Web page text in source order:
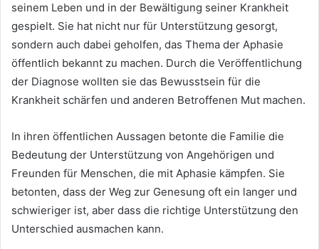
seinem Leben und in der Bewältigung seiner Krankheit
gespielt. Sie hat nicht nur für Unterstützung gesorgt,
sondern auch dabei geholfen, das Thema der Aphasie
öffentlich bekannt zu machen. Durch die Veröffentlichung
der Diagnose wollten sie das Bewusstsein für die
Krankheit schärfen und anderen Betroffenen Mut machen.
In ihren öffentlichen Aussagen betonte die Familie die
Bedeutung der Unterstützung von Angehörigen und
Freunden für Menschen, die mit Aphasie kämpfen. Sie
betonten, dass der Weg zur Genesung oft ein langer und
schwieriger ist, aber dass die richtige Unterstützung den
Unterschied ausmachen kann.